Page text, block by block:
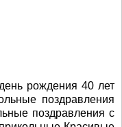
рождения 40 лет
поздравления
поздравления с